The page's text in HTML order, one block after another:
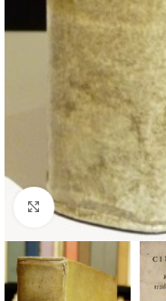
Cliquez pour agrandir